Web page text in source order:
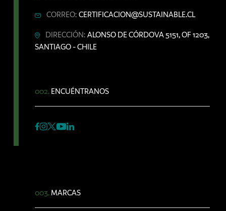
CORREO: CERTIFICACION@SUSTAINABLE.CL
DIRECCIÓN: ALONSO DE CÓRDOVA 5151, OF 1203,
SANTIAGO - CHILE
002. ENCUÉNTRANOS
003. MARCAS